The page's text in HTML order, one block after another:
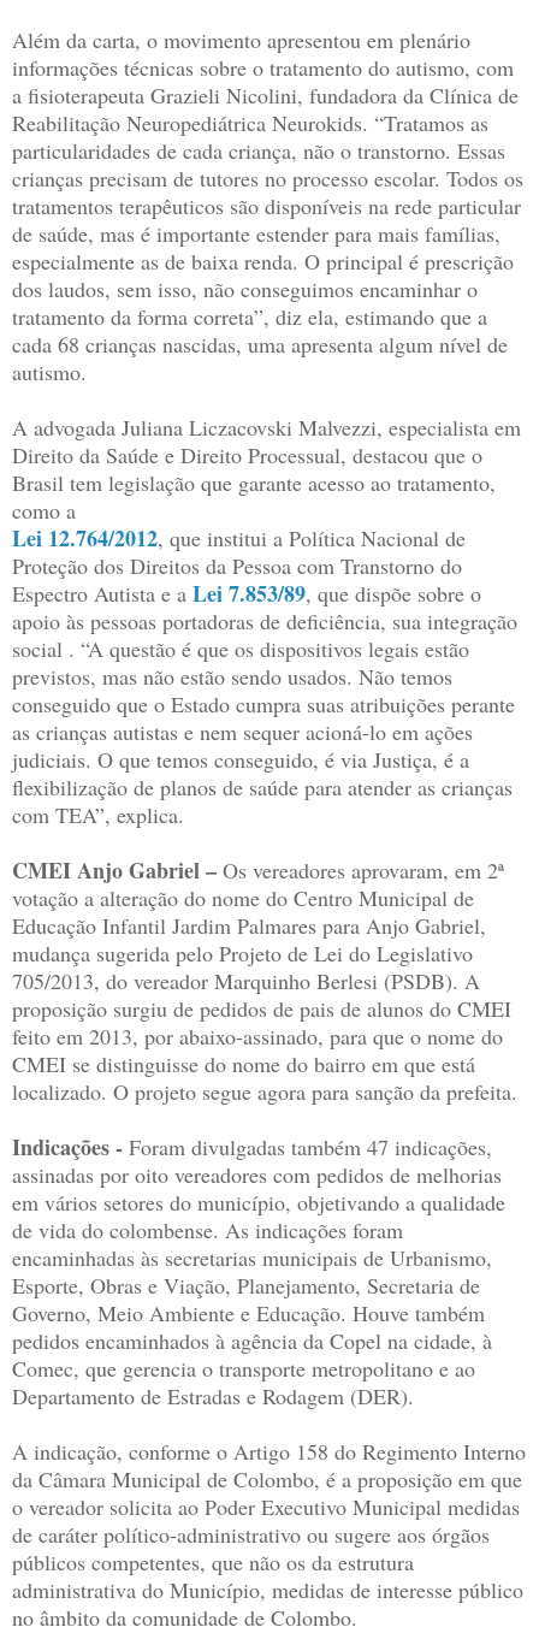
Além da carta, o movimento apresentou em plenário
informações técnicas sobre o tratamento do autismo, com
a fisioterapeuta Grazieli Nicolini, fundadora da Clínica de
Reabilitação Neuropediátrica Neurokids. “Tratamos as
particularidades de cada criança, não o transtorno. Essas
crianças precisam de tutores no processo escolar. Todos os
tratamentos terapêuticos são disponíveis na rede particular
de saúde, mas é importante estender para mais famílias,
especialmente as de baixa renda. O principal é prescrição
dos laudos, sem isso, não conseguimos encaminhar o
tratamento da forma correta”, diz ela, estimando que a
cada 68 crianças nascidas, uma apresenta algum nível de
autismo.
A advogada Juliana Liczacovski Malvezzi, especialista em
Direito da Saúde e Direito Processual, destacou que o
Brasil tem legislação que garante acesso ao tratamento,
como a
Lei 12.764/2012, que institui a Política Nacional de
Proteção dos Direitos da Pessoa com Transtorno do
Espectro Autista e a Lei 7.853/89, que dispõe sobre o
apoio às pessoas portadoras de deficiência, sua integração
social . “A questão é que os dispositivos legais estão
previstos, mas não estão sendo usados. Não temos
conseguido que o Estado cumpra suas atribuições perante
as crianças autistas e nem sequer acioná-lo em ações
judiciais. O que temos conseguido, é via Justiça, é a
flexibilização de planos de saúde para atender as crianças
com TEA”, explica.
CMEI Anjo Gabriel – Os vereadores aprovaram, em 2ª
votação a alteração do nome do Centro Municipal de
Educação Infantil Jardim Palmares para Anjo Gabriel,
mudança sugerida pelo Projeto de Lei do Legislativo
705/2013, do vereador Marquinho Berlesi (PSDB). A
proposição surgiu de pedidos de pais de alunos do CMEI
feito em 2013, por abaixo-assinado, para que o nome do
CMEI se distinguisse do nome do bairro em que está
localizado. O projeto segue agora para sanção da prefeita.
Indicações - Foram divulgadas também 47 indicações,
assinadas por oito vereadores com pedidos de melhorias
em vários setores do município, objetivando a qualidade
de vida do colombense. As indicações foram
encaminhadas às secretarias municipais de Urbanismo,
Esporte, Obras e Viação, Planejamento, Secretaria de
Governo, Meio Ambiente e Educação. Houve também
pedidos encaminhados à agência da Copel na cidade, à
Comec, que gerencia o transporte metropolitano e ao
Departamento de Estradas e Rodagem (DER).
A indicação, conforme o Artigo 158 do Regimento Interno
da Câmara Municipal de Colombo, é a proposição em que
o vereador solicita ao Poder Executivo Municipal medidas
de caráter político-administrativo ou sugere aos órgãos
públicos competentes, que não os da estrutura
administrativa do Município, medidas de interesse público
no âmbito da comunidade de Colombo.